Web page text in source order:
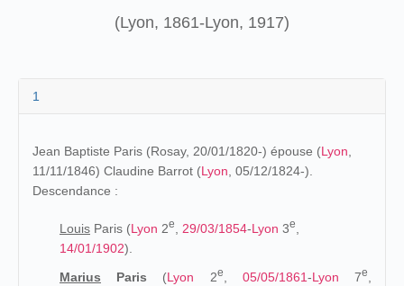
(Lyon, 1861-Lyon, 1917)
1
Jean Baptiste Paris (Rosay, 20/01/1820-) épouse (Lyon
11/11/1846) Claudine Barrot (Lyon , 05/12/1824-).
Descendance :
Louis Paris (Lyon 2e 29/03/1854-Lyon 3e
14/01/1902).
Marius Paris (Lyon 2e 05/05/1861-Lyon 7e